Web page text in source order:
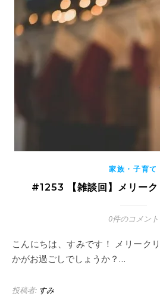
家族・子育て
#1253 【雑談回】メリー
0件のコメント
こんにちは、すみです！ メリークリスマス！ みなさま、い
かがお過ごしでしょうか？…
投稿者: すみ